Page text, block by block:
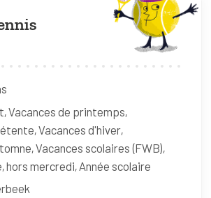
Vacances de printemps
Vacances d'hiver
Vacances scolaires (FWB)
hors mercredi Année scolaire